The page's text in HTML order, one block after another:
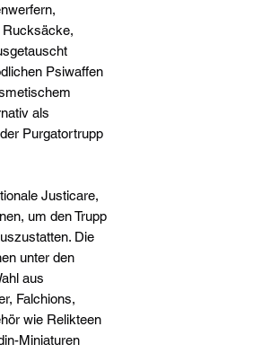
Rucksäcke,
Psiwaffen
als
Purgatortrupp
Justicare,
um den Trupp
Die
unter den
aus
Falchions,
wie Relikteen
Miniaturen